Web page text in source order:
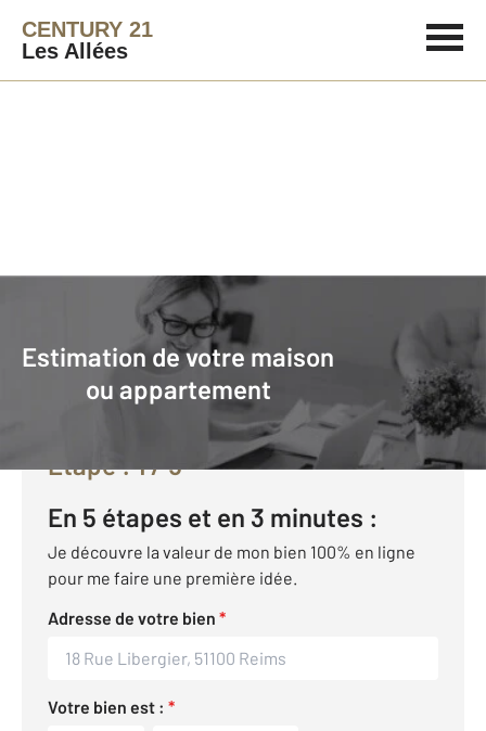
CENTURY 21
Les Allées
Estimation de votre maison
ou appartement
Vendre avec CENTURY 21 Les Allées
Faire estimer son bien avec
CENTURY 21 :
Etape :1/ 5
En 5 étapes et en 3 minutes :
Je découvre la valeur de mon bien 100% en ligne
pour me faire une première idée.
Adresse de votre bien *
Votre bien est : *